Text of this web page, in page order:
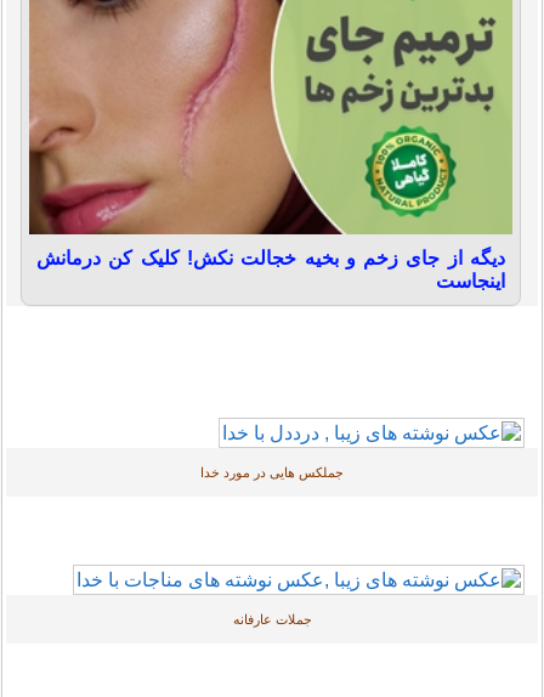
دیگه از جای زخم و بخیه خجالت نکش! کلیک کن درمانش
اینجاست
جملکس هایی در مورد خدا
جملات عارفانه